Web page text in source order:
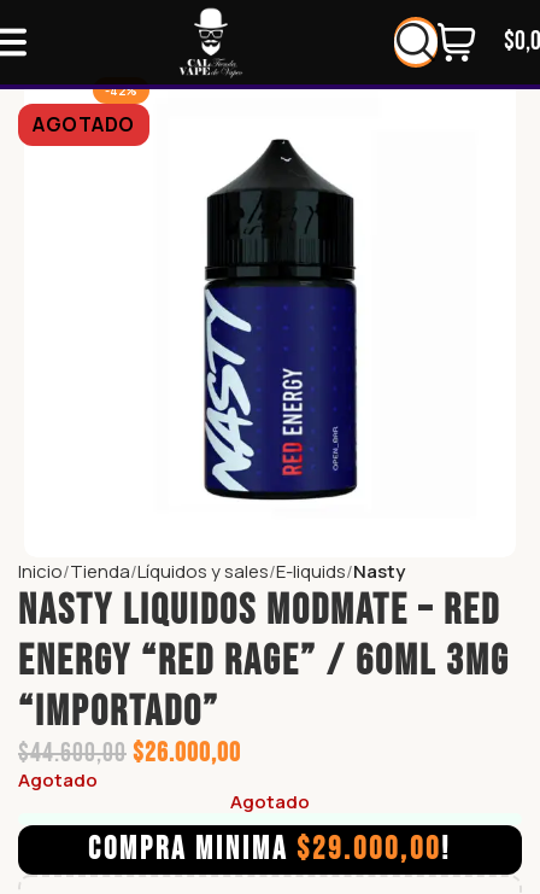
$
-42%
AGOTADO
Inicio Tienda Líquidos y sales E-liquids Nasty
NASTY LIQUIDOS MODMATE – RED
ENERGY “RED RAGE” / 60ml 3mg
“IMPORTADO”
$44.600,00$26.000,00
Agotado
Agotado
COMPRA MINIMA $29.000,00!